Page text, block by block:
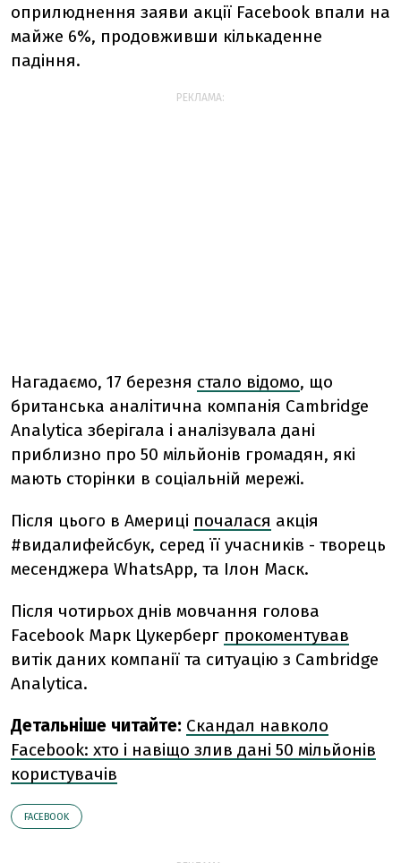
оприлюднення заяви акції Facebook впали на
майже 6%, продовживши кількаденне
падіння.
РЕКЛАМА:
Нагадаємо, 17 березня стало відомо, що
британська аналітична компанія Cambridge
Analytica зберігала і аналізувала дані
приблизно про 50 мільйонів громадян, які
мають сторінки в соціальній мережі.
Після цього в Америці почалася акція
#видалифейсбук, серед її учасників - творець
месенджера WhatsApp, та Ілон Маск.
Після чотирьох днів мовчання голова
Facebook Марк Цукерберг прокоментував
витік даних компанії та ситуацію з Cambridge
Analytіca.
Детальніше читайте: Скандал навколо
Facebook: хто і навіщо злив дані 50 мільйонів
користувачів
FACEBOOK